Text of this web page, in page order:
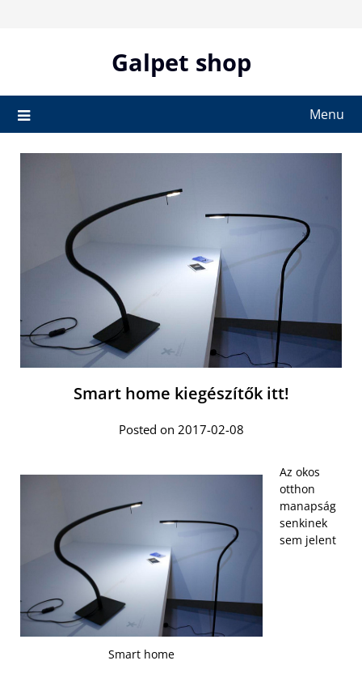
Galpet shop
Menu
Smart home kiegészítők itt!
Posted on 2017-02-08
Smart home
Az okos
otthon
manapság
senkinek
sem jelent